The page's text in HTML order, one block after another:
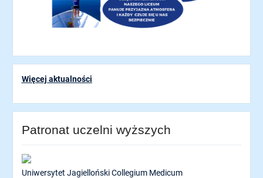
Więcej aktualności
Patronat uczelni wyższych
Uniwersytet Jagielloński Collegium Medicum